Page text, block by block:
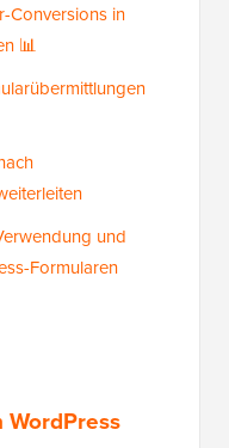
Conversions in
📊
und
Formularen